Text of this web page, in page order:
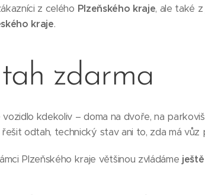
z celého Plzeňského kraje, ale také z
kraje.
zdarma
vozidlo kdekoliv – doma na dvoře, na
odtah, technický stav ani to, zda má vůz
Plzeňského kraje většinou zvládáme